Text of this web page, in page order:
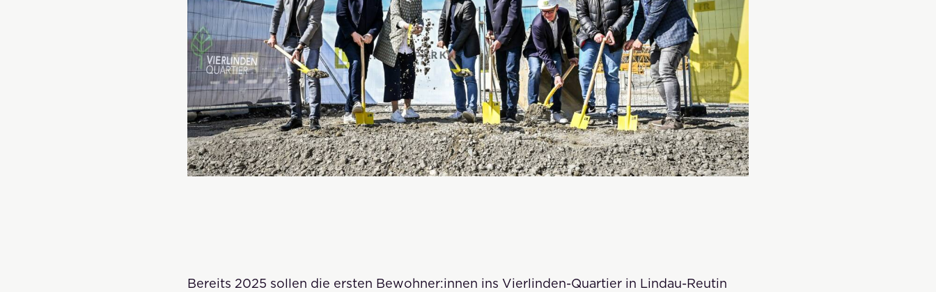
Bereits 2025 sollen die ersten Bewohner:innen ins Vierlinden-Quartier in Lindau-Reutin